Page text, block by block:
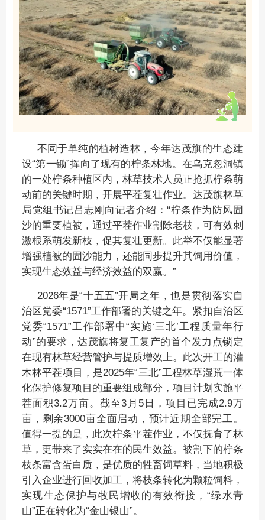
不同于单纯的植树造林，今年达茂旗的生态建
设“第一锄”挥向了现有的柠条林地。在乌克忽洞镇
的一处柠条种植区内，林草技术人员正抢抓柠条萌
动前的关键时期，开展平茬复壮作业。达茂旗林草
局党组书记吕志刚向记者介绍：“柠条作为防风固
沙的重要植被，通过平茬作业割除老枝，可有效刺
激根系萌发新枝，促其复壮更新。此举不仅能显著
增强植被的固沙能力，还能同步提升其饲用价值，
实现生态效益与经济效益的双赢。”
2026年是“十五五”开局之年，也是贯彻落实自
治区党委“1571”工作部署的关键之年。紧扣自治区
党委“1571”工作部署中“实施‘三北’工程质量年行
动”的要求，达茂旗将复工复产的首个发力点锁定
在现有林草经营管护与提质增效上。此次开工的灌
木林平茬项目，是2025年“三北”工程林草湿荒一体
化保护修复项目的重要组成部分，项目计划实施平
茬面积3.2万亩。截至3月5日，项目已完成2.9万
亩，剩余3000亩全面启动，预计近期全部完工。
值得一提的是，此次柠条平茬作业，不仅抚育了林
草，更带来了实实在在的民生效益。被割下的柠条
枝条富含蛋白质，是优质的牲畜饲草料，当地积极
引入企业进行回收加工，将枝条转化为颗粒饲料，
实现生态保护与牧民增收的有效衔接，“绿水青
山”正在转化为“金山银山”。